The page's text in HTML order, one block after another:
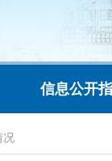
信息公开
况